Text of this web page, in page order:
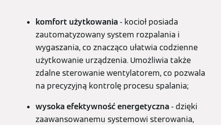
komfort użytkowania- kocioł posiada
zautomatyzowany system rozpalania i
wygaszania, co znacząco ułatwia codzienne
użytkowanie urządzenia. Umożliwia także
zdalne sterowanie wentylatorem, co pozwala
na precyzyjną kontrolę procesu spalania;
wysoka efektywność energetyczna- dzięki
zaawansowanemu systemowi sterowania,